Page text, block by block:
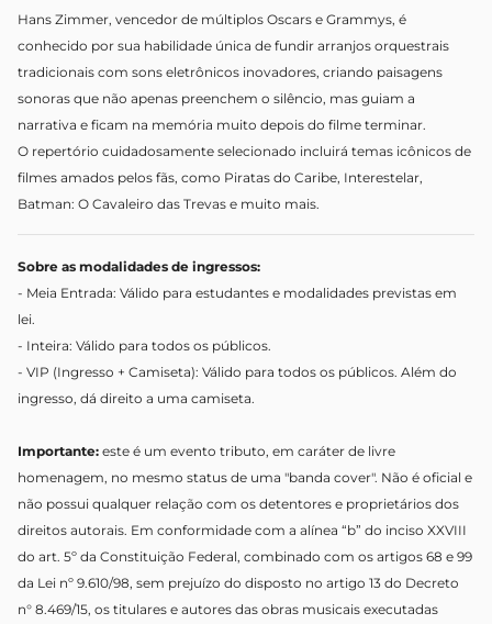
Hans Zimmer, vencedor de múltiplos Oscars e Grammys, é
conhecido por sua habilidade única de fundir arranjos orquestrais
tradicionais com sons eletrônicos inovadores, criando paisagens
sonoras que não apenas preenchem o silêncio, mas guiam a
narrativa e ficam na memória muito depois do filme terminar.
O repertório cuidadosamente selecionado incluirá temas icônicos de
filmes amados pelos fãs, como Piratas do Caribe, Interestelar,
Batman: O Cavaleiro das Trevas e muito mais.
Sobre as modalidades de ingressos:
- Meia Entrada: Válido para estudantes e modalidades previstas em
lei.
- Inteira: Válido para todos os públicos.
- VIP (Ingresso + Camiseta): Válido para todos os públicos. Além do
ingresso, dá direito a uma camiseta.
Importante: este é um evento tributo, em caráter de livre
homenagem, no mesmo status de uma "banda cover". Não é oficial e
não possui qualquer relação com os detentores e proprietários dos
direitos autorais. Em conformidade com a alínea “b” do inciso XXVIII
do art. 5º da Constituição Federal, combinado com os artigos 68 e 99
da Lei nº 9.610/98, sem prejuízo do disposto no artigo 13 do Decreto
n° 8.469/15, os titulares e autores das obras musicais executadas